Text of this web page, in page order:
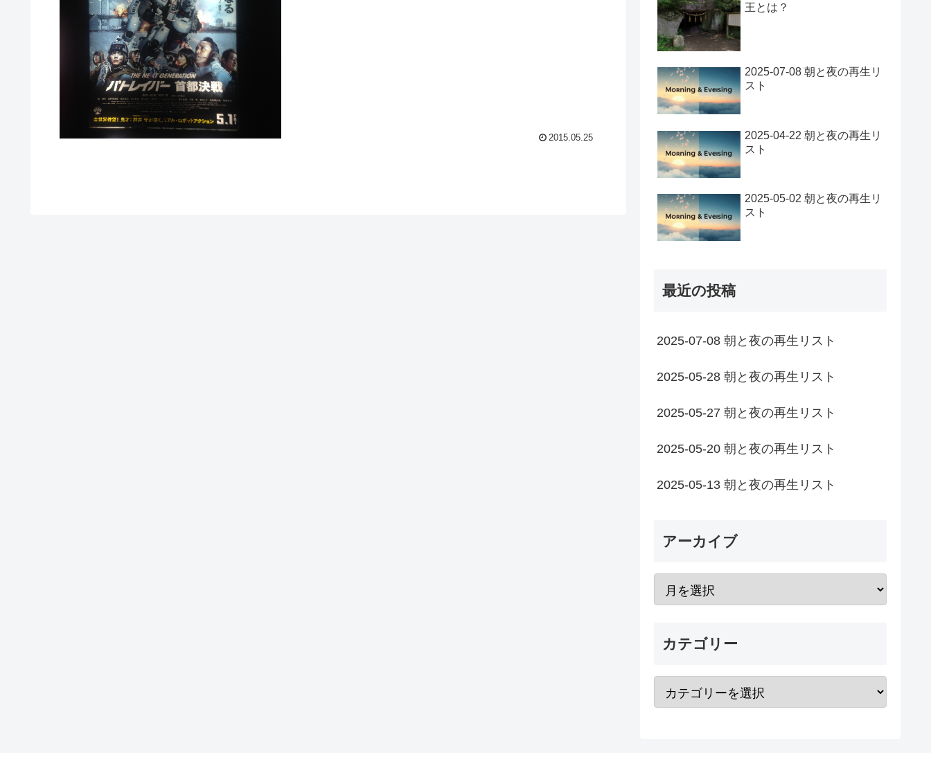
2015.05.25
王とは？
2025-07-08 朝と夜の再生リ
スト
2025-04-22 朝と夜の再生リ
スト
2025-05-02 朝と夜の再生リ
スト
最近の投稿
2025-07-08 朝と夜の再生リスト
2025-05-28 朝と夜の再生リスト
2025-05-27 朝と夜の再生リスト
2025-05-20 朝と夜の再生リスト
2025-05-13 朝と夜の再生リスト
アーカイブ
カテゴリー